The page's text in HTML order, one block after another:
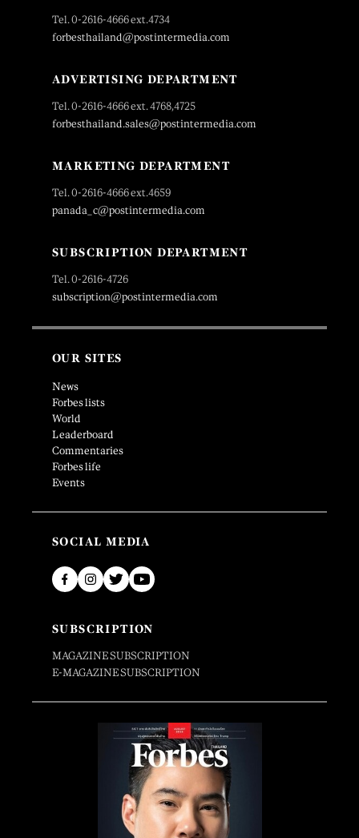
Tel. 0-2616-4666 ext.4734
forbesthailand@postintermedia.com
ADVERTISING DEPARTMENT
Tel. 0-2616-4666 ext. 4768,4725
forbesthailand.sales@postintermedia.com
MARKETING DEPARTMENT
Tel. 0-2616-4666 ext.4659
panada_c@postintermedia.com
SUBSCRIPTION DEPARTMENT
Tel. 0-2616-4726
subscription@postintermedia.com
OUR SITES
News
Forbes lists
World
Leaderboard
Commentaries
Forbes life
Events
SOCIAL MEDIA
SUBSCRIPTION
MAGAZINE SUBSCRIPTION
E-MAGAZINE SUBSCRIPTION